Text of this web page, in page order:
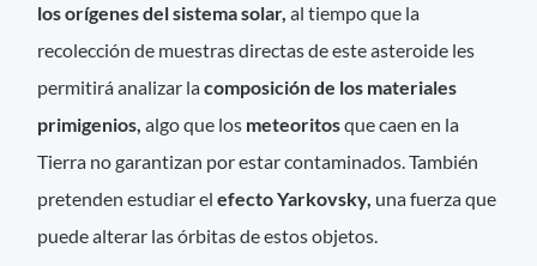
los orígenes del sistema solar,al tiempo que la
recolección de muestras directas de este asteroide les
permitirá analizar lacomposición de los materiales
primigenios, algo que los meteoritosque caen en la
Tierra no garantizan por estar contaminados. También
pretenden estudiar elefecto Yarkovsky, una fuerza que
puede alterar las órbitas de estos objetos.